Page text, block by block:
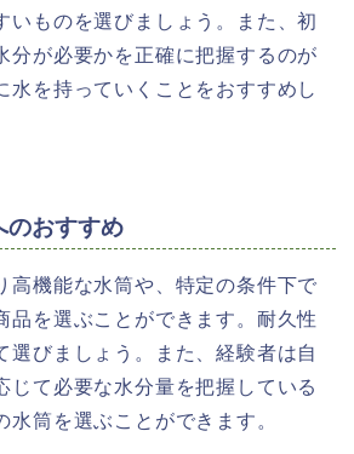
いものを選びましょう。また、初
分が必要かを正確に把握するのが
水を持っていくことをおすすめし
のおすすめ
高機能な水筒や、特定の条件下で
品を選ぶことができます。耐久性
選びましょう。また、経験者は自
じて必要な水分量を把握している
水筒を選ぶことができます。